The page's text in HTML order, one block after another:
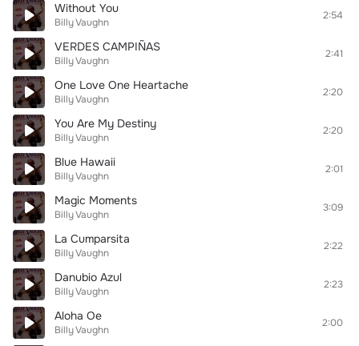
Without You
Billy Vaughn
2:54
VERDES CAMPIÑAS
Billy Vaughn
2:41
One Love One Heartache
Billy Vaughn
2:20
You Are My Destiny
Billy Vaughn
2:20
Blue Hawaii
Billy Vaughn
2:01
Magic Moments
Billy Vaughn
3:09
La Cumparsita
Billy Vaughn
2:22
Danubio Azul
Billy Vaughn
2:23
Aloha Oe
Billy Vaughn
2:00